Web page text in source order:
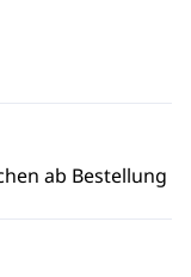
ab Bestellung